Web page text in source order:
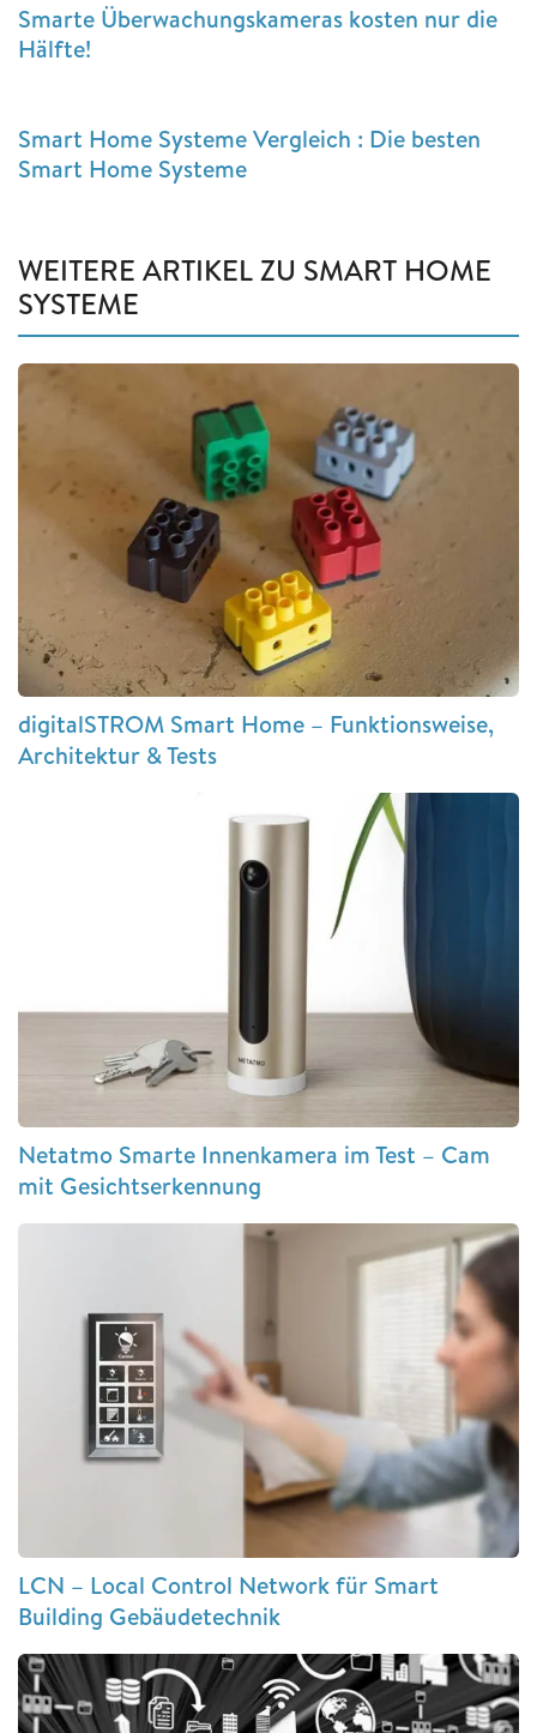
Smarte Überwachungskameras kosten nur die
Hälfte!
Smart Home Systeme Vergleich : Die besten
Smart Home Systeme
WEITERE ARTIKEL ZU SMART HOME
SYSTEME
digitalSTROM Smart Home – Funktionsweise,
Architektur & Tests
Netatmo Smarte Innenkamera im Test – Cam
mit Gesichtserkennung
LCN – Local Control Network für Smart
Building Gebäudetechnik